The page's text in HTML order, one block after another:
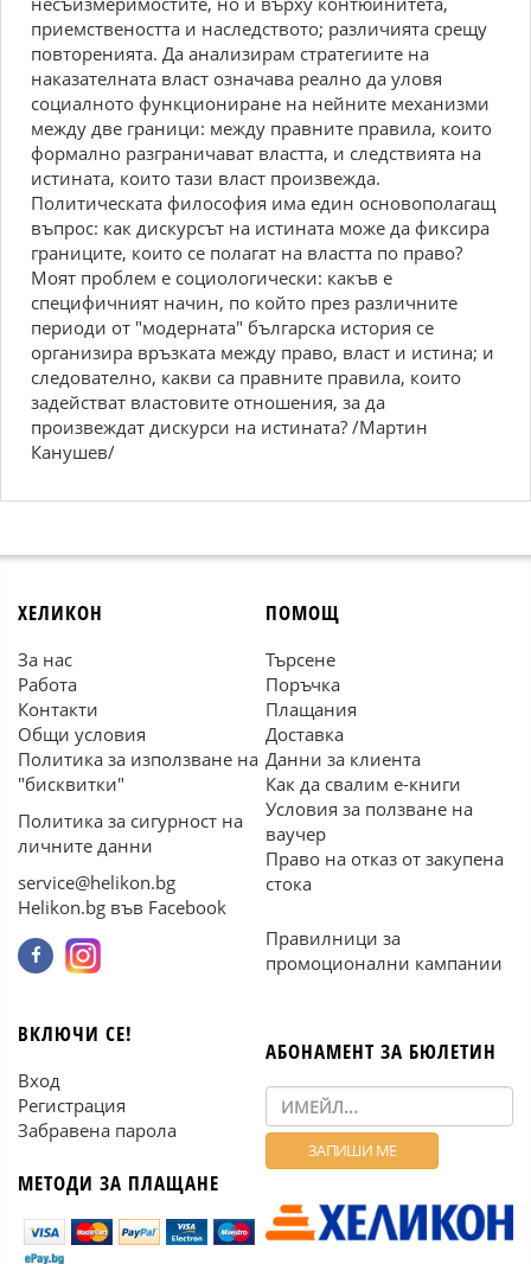
приемствеността и наследството; различията срещу
повторенията. Да анализирам стратегиите на
наказателната власт означава реално да уловя
социалното функциониране на нейните механизми
между две граници: между правните правила, които
формално разграничават властта, и следствията на
истината, които тази власт произвежда.
Политическата философия има един основополагащ
въпрос: как дискурсът на истината може да фиксира
границите, които се полагат на властта по право?
Моят проблем е социологически: какъв е
специфичният начин, по който през различните
периоди от "модерната" българска история се
организира връзката между право, власт и истина; и
следователно, какви са правните правила, които
задействат властовите отношения, за да
произвеждат дискурси на истината? /Мартин
Канушев/
ХЕЛИКОН
За нас
Работа
Контакти
Общи условия
Политика за използване на
"бисквитки"
Политика за сигурност на
личните данни
service@helikon.bg
Helikon.bg във Facebook
ПОМОЩ
Търсене
Поръчка
Плащания
Доставка
Данни за клиента
Как да свалим е-книги
Условия за ползване на
ваучер
Право на отказ от закупена
стока
Правилници за
промоционални кампании
ВКЛЮЧИ СЕ!
Вход
Регистрация
Забравена парола
МЕТОДИ ЗА ПЛАЩАНЕ
АБОНАМЕНТ ЗА БЮЛЕТИН